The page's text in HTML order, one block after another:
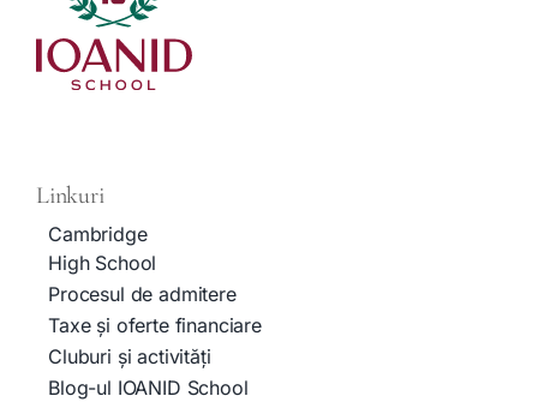
Linkuri
Cambridge
High School
Procesul de admitere
Taxe și oferte financiare
Cluburi și activități
Blog-ul IOANID School